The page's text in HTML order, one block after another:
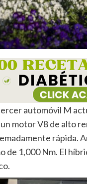
automóvil M
motor V8 de alto
rápida.
de 1,000 Nm. El